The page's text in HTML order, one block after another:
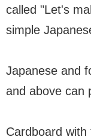
called "Let's
simple
Japanese and
and above can
Cardboard